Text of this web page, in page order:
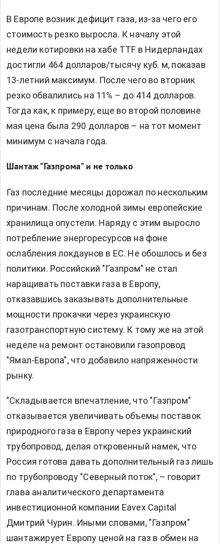
В Европе возник дефицит газа, из-за чего его
стоимость резко выросла. К началу этой
недели котировки на хабе TTF в Нидерландах
достигли 464 долларов/тысячу куб. м, показав
13-летний максимум. После чего во вторник
резко обвалились на 11% – до 414 долларов.
Тогда как, к примеру, еще во второй половине
мая цена была 290 долларов – на тот момент
минимум с начала года.
Шантаж "Газпрома" и не только
Газ последние месяцы дорожал по нескольким
причинам. После холодной зимы европейские
хранилища опустели. Наряду с этим выросло
потребление энергоресурсов на фоне
ослабления локдаунов в ЕС. Не обошлось и без
политики. Российский "Газпром" не стал
наращивать поставки газа в Европу,
отказавшись заказывать дополнительные
мощности прокачки через украинскую
газотранспортную систему. К тому же на этой
неделе на ремонт остановили газопровод
"Ямал-Европа", что добавило напряженности
рынку.
"Складывается впечатление, что "Газпром"
отказывается увеличивать объемы поставок
природного газа в Европу через украинский
трубопровод, делая откровенный намек, что
Россия готова давать дополнительный газ лишь
по трубопроводу "Северный поток", – говорит
глава аналитического департамента
инвестиционной компании Eavex Capital
Дмитрий Чурин. Иными словами, "Газпром"
шантажирует Европу ценой на газ в обмен на